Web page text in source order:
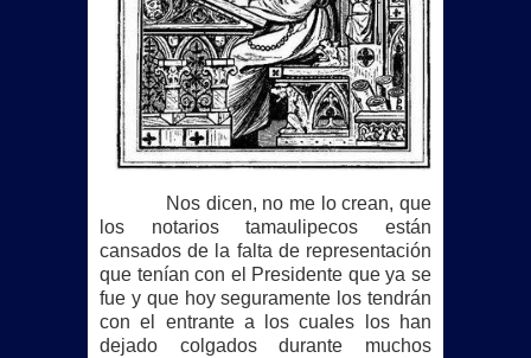
Nos dicen, no me lo crean, que
los notarios tamaulipecos están
cansados de la falta de representación
que tenían con el Presidente que ya se
fue y que hoy seguramente los tendrán
con el entrante a los cuales los han
dejado colgados durante muchos